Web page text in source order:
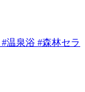
#温泉浴 #森林セラ